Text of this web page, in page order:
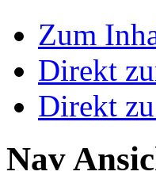
Zum
Direkt
Direkt
Nav